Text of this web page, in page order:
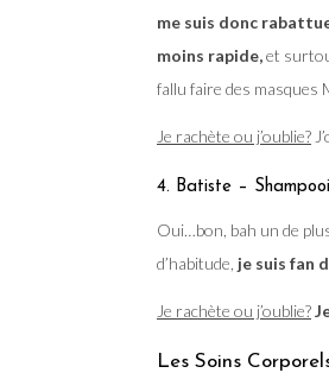
me suis donc
moins rapide,et
fallu faire des
Je rachète ou j’oublie?
4. Batiste –
Oui…bon, bah un de
d’habitude, je suis fan
Je rachète ou j’oublie?
Les Soins